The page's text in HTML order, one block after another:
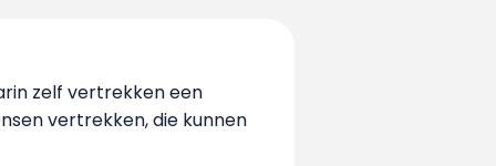
zelf vertrekken een
vertrekken, die kunnen